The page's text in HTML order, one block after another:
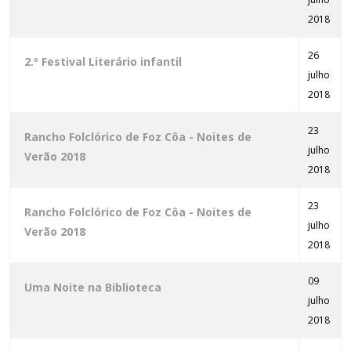
2018
2.º Festival Literário infantil
26
julho
2018
Rancho Folclórico de Foz Côa - Noites de
Verão 2018
23
julho
2018
Rancho Folclórico de Foz Côa - Noites de
Verão 2018
23
julho
2018
Uma Noite na Biblioteca
09
julho
2018